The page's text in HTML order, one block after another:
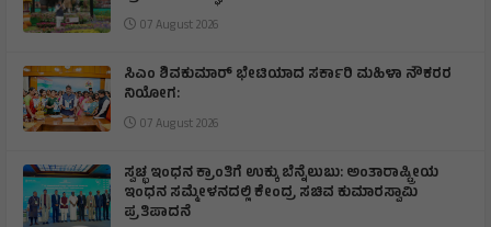
07 August 2026
ಸಿಎಂ ಶಿವಕುಮಾರ್‌ ಭೇಟಿಯಾದ ಸರ್ಕಾರಿ ಮಹಿಳಾ ನೌಕರರ
ನಿಯೋಗ:
07 August 2026
ಸ್ವಚ್ಛ ಇಂಧನ ಕ್ರಾಂತಿಗೆ ಉಕ್ಕು ಬೆನ್ನೆಲುಬು: ಅಂತಾರಾಷ್ಟ್ರೀಯ
ಇಂಧನ ಸಮ್ಮೇಳನದಲ್ಲಿ ಕೇಂದ್ರ ಸಚಿವ ಕುಮಾರಸ್ವಾಮಿ
ಪ್ರತಿಪಾದನೆ